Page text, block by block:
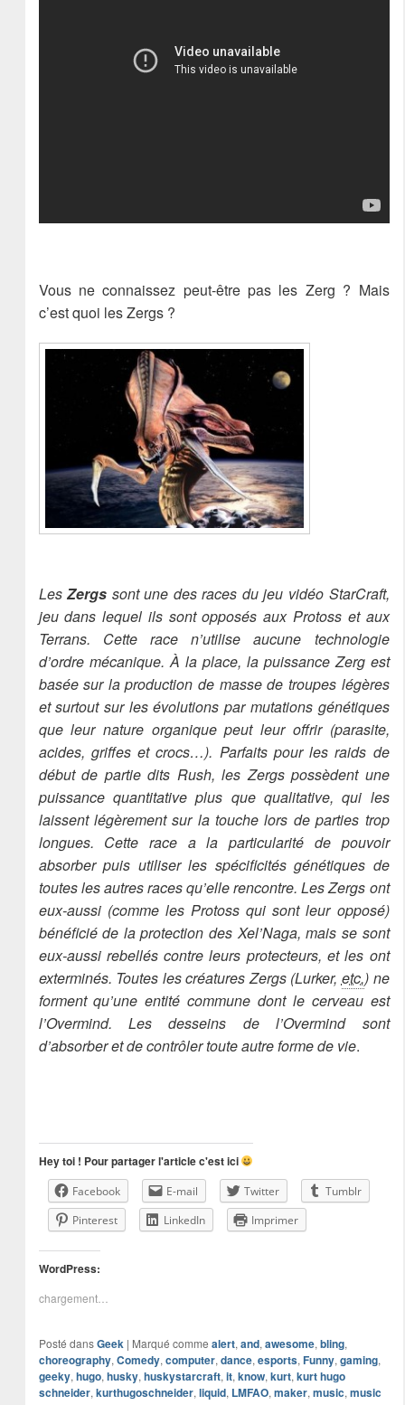
Vous ne connaissez peut-être pas les Zerg ? Mais
c’est quoi les Zergs ?
LesZergs sont une des races du jeu vidéo StarCraft,
jeu dans lequel ils sont opposés aux Protoss et aux
Terrans. Cette race n’utilise aucune technologie
d’ordre mécanique. À la place, la puissance Zerg est
basée sur la production de masse de troupes légères
et surtout sur les évolutions par mutations génétiques
que leur nature organique peut leur offrir (parasite,
acides, griffes et crocs…). Parfaits pour les raids de
début de partie dits Rush, les Zergs possèdent une
puissance quantitative plus que qualitative, qui les
laissent légèrement sur la touche lors de parties trop
longues. Cette race a la particularité de pouvoir
absorber puis utiliser les spécificités génétiques de
toutes les autres races qu’elle rencontre. Les Zergs ont
eux-aussi (comme les Protoss qui sont leur opposé)
bénéficié de la protection des Xel’Naga, mais se sont
eux-aussi rebellés contre leurs protecteurs, et les ont
exterminés. Toutes les créatures Zergs (Lurker, etc.) ne
forment qu’une entité commune dont le cerveau est
l’Overmind. Les desseins de l’Overmind sont
d’absorber et de contrôler toute autre forme de vie.
Hey toi ! Pour partager l'article c'est ici
Facebook E-mail Twitter
Tumblr
Pinterest
LinkedIn Imprimer
WordPress:
chargement…
Posté dans Geek | Marqué comme alert, and, awesome, bling,
choreography, Comedy, computer, dance, esports, Funny, gaming,
geeky, hugo, husky, huskystarcraft, it, know, kurt, kurt hugo
schneider, kurthugoschneider, liquid, LMFAO, maker, music, music